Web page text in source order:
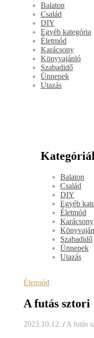
Balaton
Család
DIY
Egyéb kategória
Életmód
Karácsony
Könyvajánló
Szabadidő
Ünnepek
Utazás
Balaton
Család
DIY
Egyéb
Életmód
Karácsony
Szabadidő
Ünnepek
Utazás
Életmód
A futás sztori
2023.10.12. /A futás